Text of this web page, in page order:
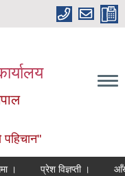
प्रेश विज्ञप्ती । आँखा